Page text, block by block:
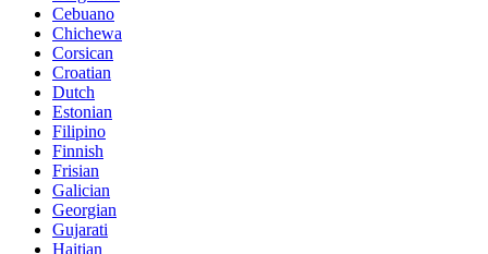
Cebuano
Chichewa
Corsican
Croatian
Dutch
Estonian
Filipino
Finnish
Frisian
Galician
Georgian
Gujarati
Haitian